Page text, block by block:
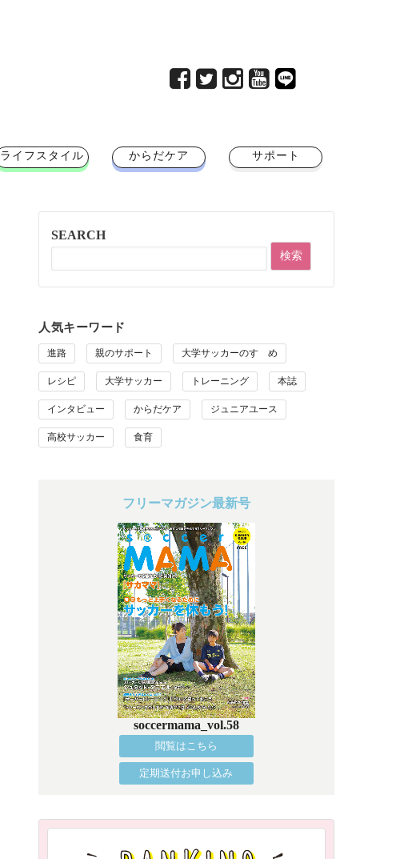
ライフスタイル からだケア サポート
SEARCH
人気キーワード
進路 親のサポート 大学サッカーのすゝめ
レシピ 大学サッカー トレーニング 本誌
インタビュー からだケア ジュニアユース
高校サッカー 食育
フリーマガジン最新号
soccermama_vol.58
閲覧はこちら
定期送付お申し込み